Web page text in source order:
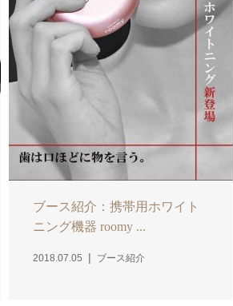
ブース紹介：携帯用ホワイト
ニング機器 roomy ...
2018.07.05 ブース紹介